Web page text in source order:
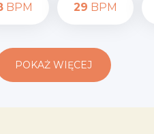
BPM 29 BPM
POKAŻ WIĘCEJ